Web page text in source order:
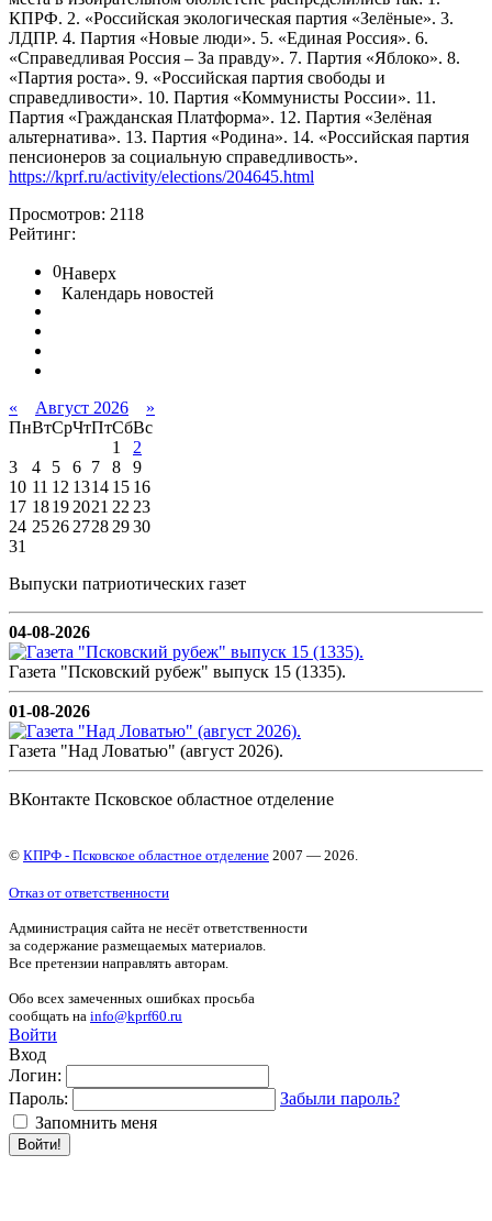
КПРФ. 2. «Российская экологическая партия «Зелёные». 3.
ЛДПР. 4. Партия «Новые люди». 5. «Единая Россия». 6.
«Справедливая Россия – За правду». 7. Партия «Яблоко». 8.
«Партия роста». 9. «Российская партия свободы и
справедливости». 10. Партия «Коммунисты России». 11.
Партия «Гражданская Платформа». 12. Партия «Зелёная
альтернатива». 13. Партия «Родина». 14. «Российская партия
пенсионеров за социальную справедливость».
https://kprf.ru/activity/elections/204645.html
Просмотров: 2118
Рейтинг:
0Наверх
Календарь новостей
« Август 2026
»
ПнВтСрЧтПтСбВс
1
2
3
4 5 6 7 8
9
10 11 12 1314 15 16
17 18192021 2223
24 252627282930
31
Выпуски патриотических газет
04-08-2026
Газета "Псковский рубеж" выпуск 15 (1335).
01-08-2026
Газета "Над Ловатью" (август 2026).
ВКонтакте Псковское областное отделение
© КПРФ - Псковское областное отделение 2007 — 2026.
Отказ от ответственности
Администрация сайта не несёт ответственности
за содержание размещаемых материалов.
Все претензии направлять авторам.
Обо всех замеченных ошибках просьба
сообщать на info@kprf60.ru
Войти
Вход
Логин:
Пароль:
Забыли пароль?
Запомнить меня